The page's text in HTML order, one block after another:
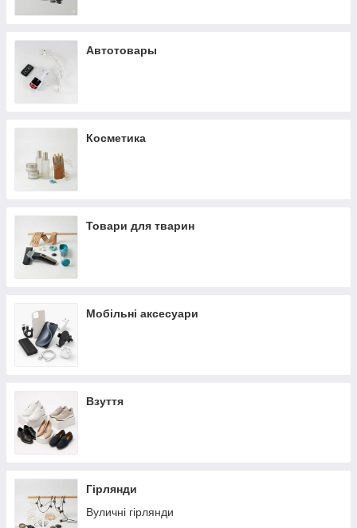
Автотовары
Косметика
Товари для тварин
Мобільні аксесуари
Взуття
Гірлянди
Вуличні гірлянди